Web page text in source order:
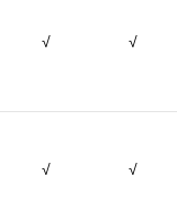
√ √
√ √